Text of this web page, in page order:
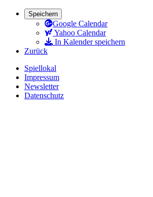
Speichern
Google Calendar
Yahoo Calendar
In Kalender speichern
Zurück
Spiellokal
Impressum
Newsletter
Datenschutz